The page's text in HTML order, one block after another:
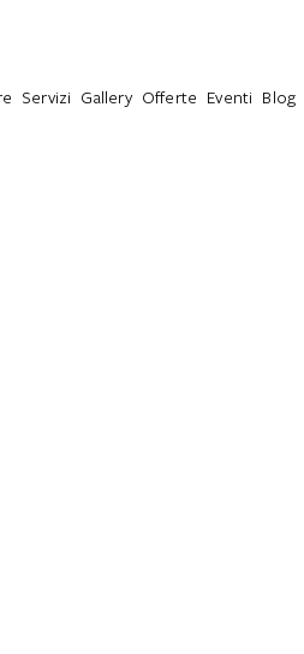
Servizi Gallery Offerte Eventi Blog